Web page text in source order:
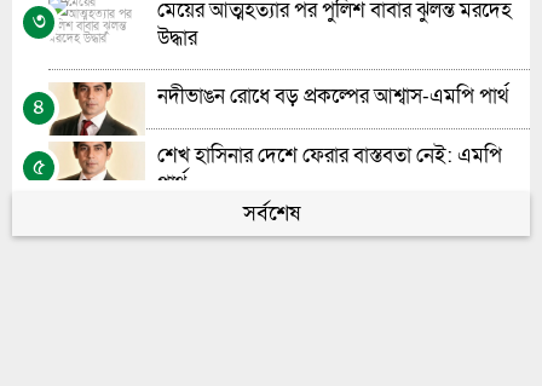
১০
ভোলায় হতদরিদ্রদের মাঝে করিম-বানু ফাউন্ডেশনের
কম্বল ও খাবার বিতরণ
৩
মেয়ের আত্মহত্যার পর পুলিশ বাবার ঝুলন্ত মরদেহ
উদ্ধার
৪ নদীভাঙন রোধে বড় প্রকল্পের আশ্বাস-এমপি পার্থ
৫
শেখ হাসিনার দেশে ফেরার বাস্তবতা নেই: এমপি
পার্থ
সাময়িক সংস্কারেই চলছে ভোলার গুরুত্বপূর্ণ অফিসের
সর্বশেষ